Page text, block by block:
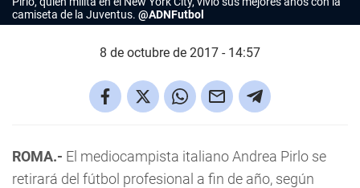
camiseta de la Juventus. @ADNFutbol
8 de octubre de 2017 - 14:57
ROMA.- El mediocampista italiano Andrea Pirlo se
retirará del fútbol profesional a fin de año, según